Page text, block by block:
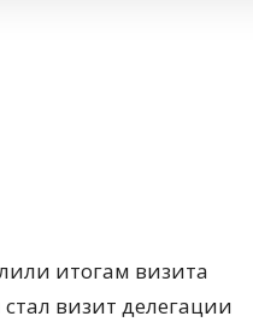
итогам визита
визит делегации